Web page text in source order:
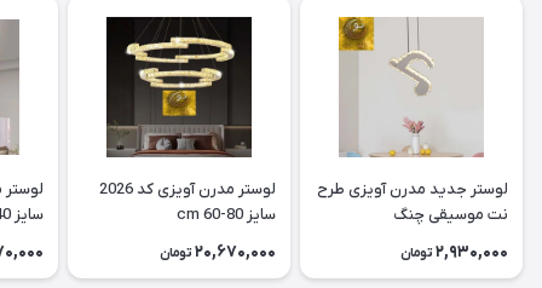
لوستر جدید مدرن آویزی طرح
نت موسیقی چنگ
2,930,000 تومان
لوستر مدرن آویزی کد 2026
سایز cm 60-80
20,670,000 تومان
سایز cm 40